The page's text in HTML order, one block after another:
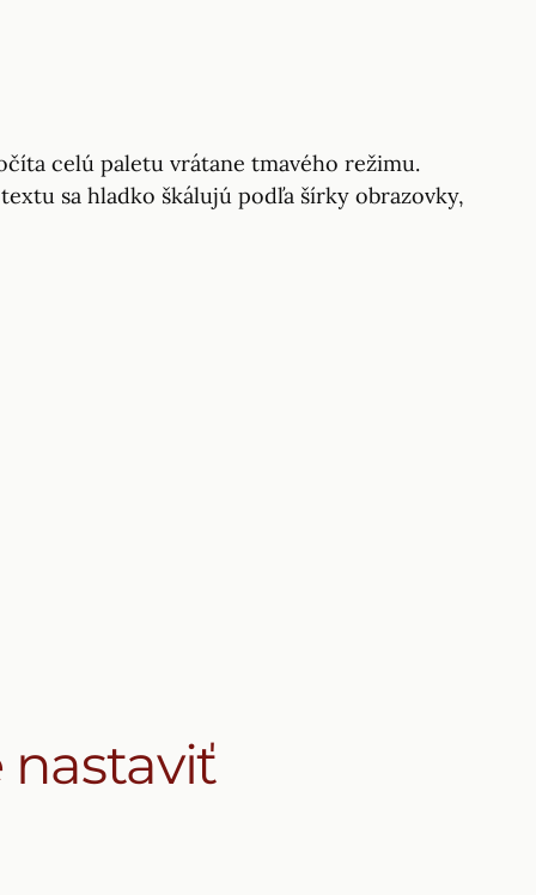
celú paletu vrátane tmavého režimu.
sa hladko škálujú podľa šírky obrazovky,
nastaviť